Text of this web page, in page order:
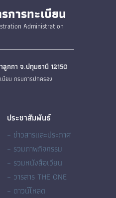
การทะเบียน
Administration
กกา จ.ปทุมธานี 12150
ยน กรมการปกครอง
ประชาสัมพันธ์
– ข่าวสารและประกาศ
– รวมภาพกิจกรรม
– รวมหนังสือเวียน
– วารสาร THE ONE
– ดาวน์โหลด